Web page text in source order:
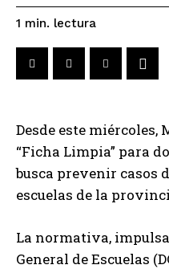
1 min. lectura
Desde este miércoles,
“Ficha Limpia” para
busca prevenir casos
escuelas de la
La normativa,
General de Escuelas